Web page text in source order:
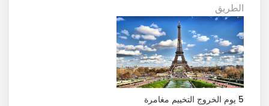
الطريق
5 يوم الخروج التخييم مغامرة